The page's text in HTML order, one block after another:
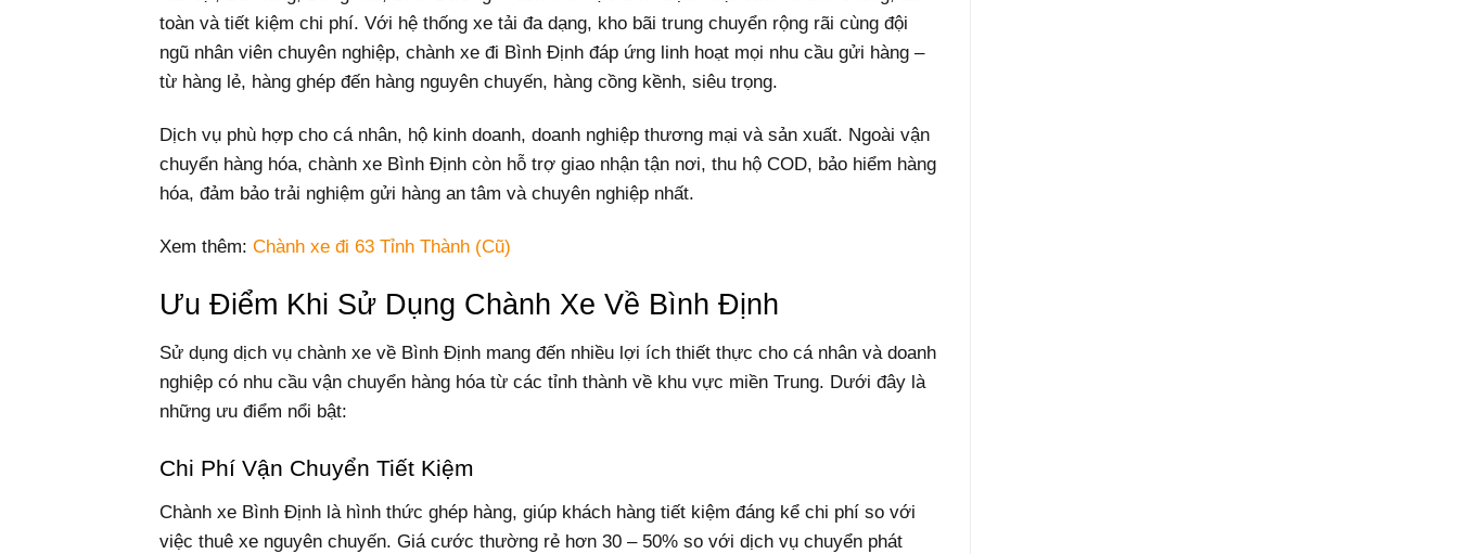
toàn và tiết kiệm chi phí. Với hệ thống xe tải đa dạng, kho bãi trung chuyển rộng rãi cùng đội
ngũ nhân viên chuyên nghiệp, chành xe đi Bình Định đáp ứng linh hoạt mọi nhu cầu gửi hàng –
từ hàng lẻ, hàng ghép đến hàng nguyên chuyến, hàng cồng kềnh, siêu trọng.
Dịch vụ phù hợp cho cá nhân, hộ kinh doanh, doanh nghiệp thương mại và sản xuất. Ngoài vận
chuyển hàng hóa, chành xe Bình Định còn hỗ trợ giao nhận tận nơi, thu hộ COD, bảo hiểm hàng
hóa, đảm bảo trải nghiệm gửi hàng an tâm và chuyên nghiệp nhất.
Xem thêm: Chành xe đi 63 Tỉnh Thành (Cũ)
Ưu Điểm Khi Sử Dụng Chành Xe Về Bình Định
Sử dụng dịch vụ chành xe về Bình Định mang đến nhiều lợi ích thiết thực cho cá nhân và doanh
nghiệp có nhu cầu vận chuyển hàng hóa từ các tỉnh thành về khu vực miền Trung. Dưới đây là
những ưu điểm nổi bật:
Chi Phí Vận Chuyển Tiết Kiệm
Chành xe Bình Định là hình thức ghép hàng, giúp khách hàng tiết kiệm đáng kể chi phí so với
việc thuê xe nguyên chuyến. Giá cước thường rẻ hơn 30 – 50% so với dịch vụ chuyển phát